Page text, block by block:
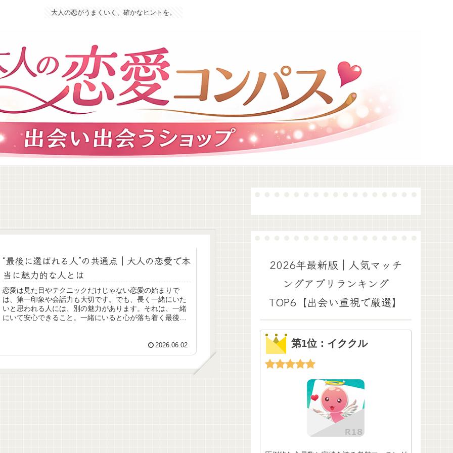
大人の恋がうまくいく、確かなヒントを。
“最後に選ばれる人”の共通点｜大人の恋愛で本
当に魅力的な人とは
恋愛は見た目やテクニックだけじゃない恋愛の始まりで
は、第一印象や会話力も大切です。でも、長く一緒にいた
いと思われる人には、別の魅力があります。それは、一緒
にいて安心できること。一緒にいると心が落ち着く最後に
2026.06.02
2026年最新版｜人気マッチ
ングアプリランキング
TOP6【出会い重視で厳選】
第1位：イククル